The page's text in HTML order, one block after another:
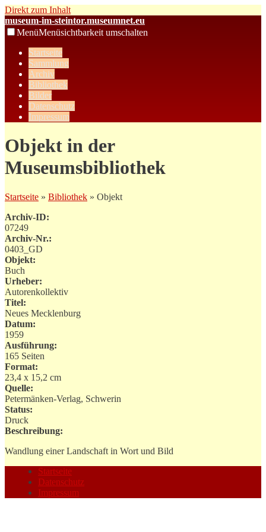
Direkt zum Inhalt
museum-im-steintor.museumnet.eu
MenüMenüsichtbarkeit umschalten
Startseite
Sammlung
Archiv
Bibliothek
Bilder
Datenschutz
Impressum
Objekt in der
Museumsbibliothek
Startseite » Bibliothek » Objekt
Archiv-ID:
07249
Archiv-Nr.:
0403_GD
Objekt:
Buch
Urheber:
Autorenkollektiv
Titel:
Neues Mecklenburg
Datum:
1959
Ausführung:
165 Seiten
Format:
23,4 x 15,2 cm
Quelle:
Petermänken-Verlag, Schwerin
Status:
Druck
Beschreibung:
Wandlung einer Landschaft in Wort und Bild
Startseite
Datenschutz
Impressum